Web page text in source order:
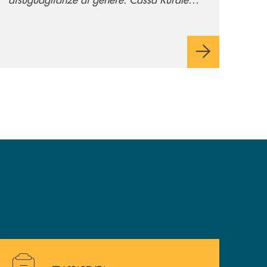
valori e influenzi direttamente la comunità
Hai bisogno di alcuni documenti ? Vai alla pagina della